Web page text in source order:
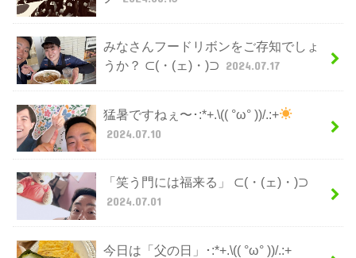
みなさんフードリボンをご存知でしょ
うか？ ⊂(・(ェ)・)⊃ 2024.07.17
猛暑ですねぇ〜･:*+.\(( °ω° ))/.:+
2024.07.10
「笑う門には福来る」 ⊂(・(ェ)・)⊃
2024.07.01
今日は「父の日」･:*+.\(( °ω° ))/.:+